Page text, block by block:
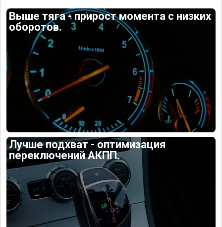
Выше тяга - прирост момента с низких
оборотов.
Лучше подхват - оптимизация
переключений АКПП.